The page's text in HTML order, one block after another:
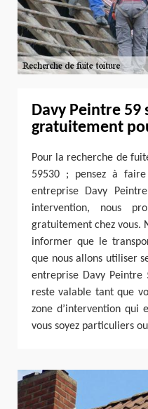
Davy Peintre 59
gratuitement
Pour la recherche de
59530 ; pensez à
entreprise Davy
intervention, nous
gratuitement chez vous.
informer que le
que nous allons utiliser
entreprise Davy
reste valable tant que
zone d’intervention qui
vous soyez particuliers